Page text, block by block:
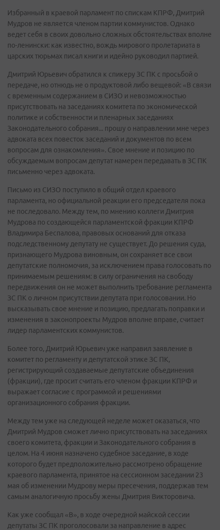
Избранный в краевой парламент по спискам КПРФ, Дмитрий
Мудров не является членом партии коммунистов. Однако
ведет себя в своих довольно сложных обстоятельствах вполне
по-ленински: как известно, вождь мирового пролетариата в
царских тюрьмах писал книги и идейно руководил партией.
Дмитрий Юрьевич обратился к спикеру ЗС ПК с просьбой о
передаче, но отнюдь не о продуктовой либо вещевой: «В связи
с временным содержанием в СИЗО и невозможностью
присутствовать на заседаниях комитета по экономической
политике и собственности и пленарных заседаниях
Законодательного собрания... прошу о направлении мне через
адвоката всех повесток заседаний и документов по всем
вопросам для ознакомления». Свое мнение и позицию по
обсуждаемым вопросам депутат намерен передавать в ЗС ПК
письменно через адвоката.
Письмо из СИЗО поступило в общий отдел краевого
парламента, но официальной реакции его председателя пока
не последовало. Между тем, по мнению коллеги Дмитрия
Мудрова по создающейся парламентской фракции КПРФ
Владимира Беспалова, правовых оснований для отказа
подследственному депутату не существует. До решения суда,
признающего Мудрова виновным, он сохраняет все свои
депутатские полномочия, за исключением права голосовать по
принимаемым решениям: в силу ограничения на свободу
передвижения он не может выполнить требование регламента
ЗС ПК о личном присутствии депутата при голосовании. Но
высказывать свое мнение и позицию, предлагать поправки и
изменения в законопроекты Мудров вполне вправе, считает
лидер парламентских коммунистов.
Более того, Дмитрий Юрьевич уже направил заявление в
комитет по регламенту и депутатской этике ЗС ПК,
регистрирующий создаваемые депутатские объединения
(фракции), где просит считать его членом фракции КПРФ и
выражает согласие с программой и решениями
организационного собрания фракции.
Между тем уже на следующей неделе может оказаться, что
Дмитрий Мудров сможет лично присутствовать на заседаниях
своего комитета, фракции и Законодательного собрания в
целом. На 4 июня назначено судебное заседание, в ходе
которого будет предположительно рассмотрено обращение
краевого парламента, принятое на сессионном заседании 23
мая об изменении Мудрову меры пресечения, поддержав тем
самым аналогичную просьбу жены Дмитрия Викторовича.
Как уже сообщал «В», в ходе очередной майской сессии
депутаты ЗС ПК проголосовали за направление в адрес